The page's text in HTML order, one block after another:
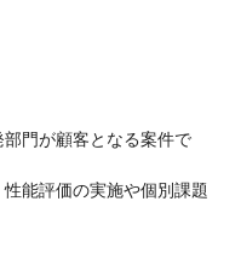
門が顧客となる案件で
価の実施や個別課題